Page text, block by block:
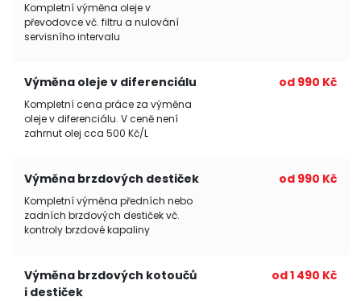
Kompletní výměna oleje v
převodovce vč. filtru a nulování
servisního intervalu
Výměna oleje v diferenciálu
Kompletní cena práce za výměna
oleje v diferenciálu. V ceně není
zahrnut olej cca 500 Kč/L
od 990 Kč
Výměna brzdových destiček
Kompletní výměna předních nebo
zadních brzdových destiček vč.
kontroly brzdové kapaliny
od 990 Kč
Výměna brzdových kotoučů
i destiček
od 1 490 Kč